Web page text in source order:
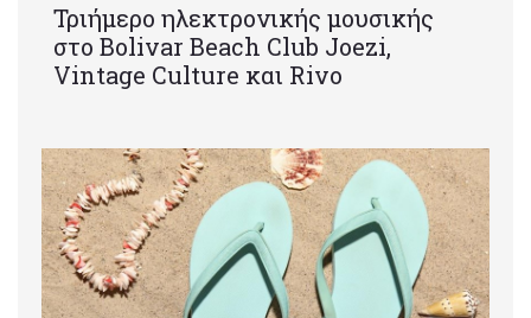
Τριήμερο ηλεκτρονικής μουσικής
στο Bolivar Beach Club Joezi,
Vintage Culture και Rivo